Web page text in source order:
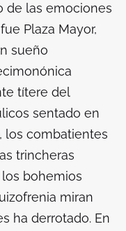
de las emociones
Plaza Mayor,
sueño
títere del
sentado en
los combatientes
trincheras
bohemios
miran
ha derrotado. En